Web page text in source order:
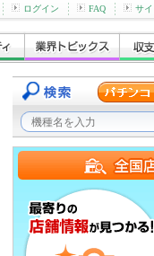
ログイン FAQ サ